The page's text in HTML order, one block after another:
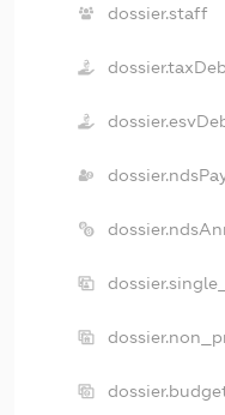
dossier.staff